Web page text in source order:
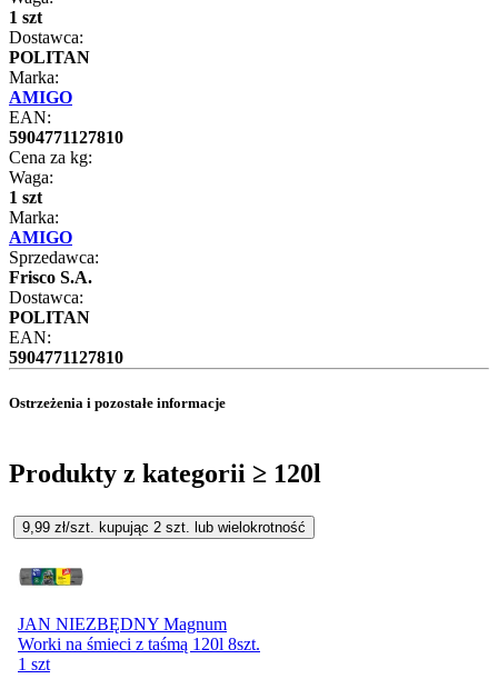
1 szt
Dostawca:
POLITAN
Marka:
AMIGO
EAN:
5904771127810
Cena za kg:
Waga:
1 szt
Marka:
AMIGO
Sprzedawca:
Frisco S.A.
Dostawca:
POLITAN
EAN:
5904771127810
Ostrzeżenia i pozostałe informacje
Produkty z kategorii ≥ 120l
9,99 zł/szt. kupując 2 szt. lub wielokrotność
JAN NIEZBĘDNY Magnum
Worki na śmieci z taśmą 120l 8szt.
1 szt